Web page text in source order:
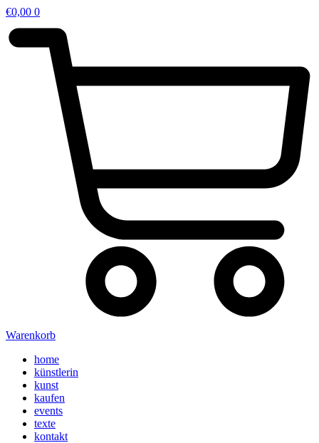
€0,00 0
Warenkorb
home
künstlerin
kunst
kaufen
events
texte
kontakt